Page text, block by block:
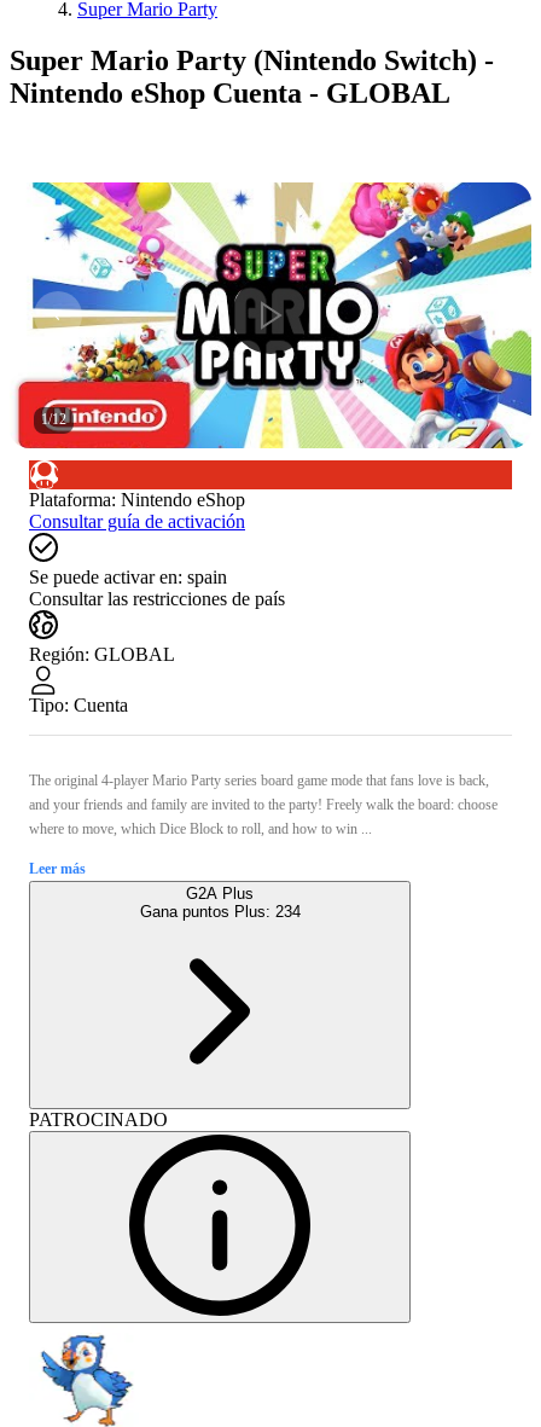
Super Mario Party
Super Mario Party (Nintendo Switch) -
Nintendo eShop Cuenta - GLOBAL
1/12
Plataforma: Nintendo eShop
Consultar guía de activación
Se puede activar en: spain
Consultar las restricciones de país
Región: GLOBAL
Tipo: Cuenta
The original 4-player Mario Party series board game mode that fans love is back,
and your friends and family are invited to the party! Freely walk the board: choose
where to move, which Dice Block to roll, and how to win ...
Leer más
G2A Plus
Gana puntos Plus: 234
PATROCINADO